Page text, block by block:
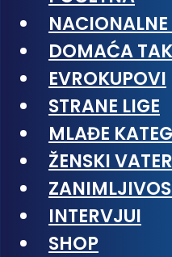
NACIONALNE
DOMAĆA
EVROKUPOVI
STRANE LIGE
MLAĐE
ŽENSKI
INTERVJUI
SHOP